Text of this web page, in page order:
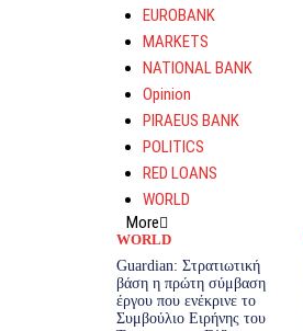
EUROBANK
MARKETS
NATIONAL BANK
Opinion
PIRAEUS BANK
POLITICS
RED LOANS
WORLD
More
WORLD
Guardian: Στρατιωτική
βάση η πρώτη σύμβαση
έργου που ενέκρινε το
Συμβούλιο Ειρήνης του